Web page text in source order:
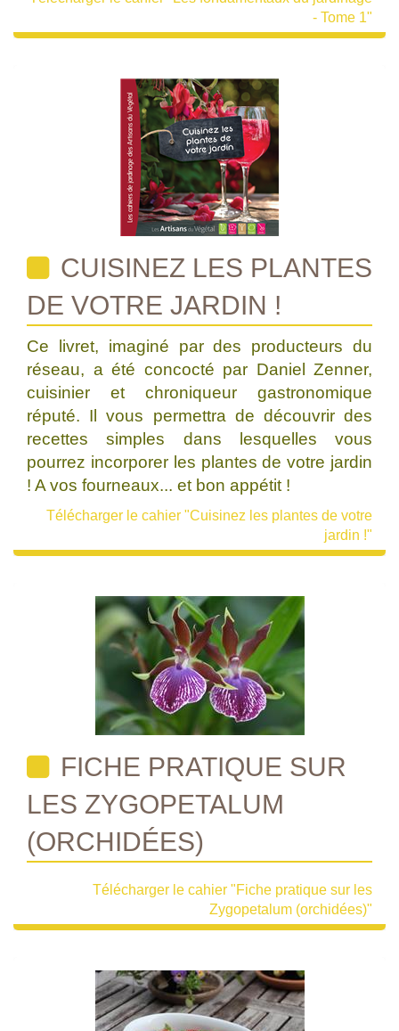
- Tome 1"
CUISINEZ LES PLANTES
DE VOTRE JARDIN !
Ce livret, imaginé par des producteurs du
réseau, a été concocté par Daniel Zenner,
cuisinier et chroniqueur gastronomique
réputé. Il vous permettra de découvrir des
recettes simples dans lesquelles vous
pourrez incorporer les plantes de votre jardin
! A vos fourneaux... et bon appétit !
Télécharger le cahier "Cuisinez les plantes de votre
jardin !"
FICHE PRATIQUE SUR
LES ZYGOPETALUM
(ORCHIDÉES)
Télécharger le cahier "Fiche pratique sur les
Zygopetalum (orchidées)"